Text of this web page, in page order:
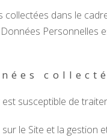
dans le
Personnelles
est susceptible de
le Site et la gestion